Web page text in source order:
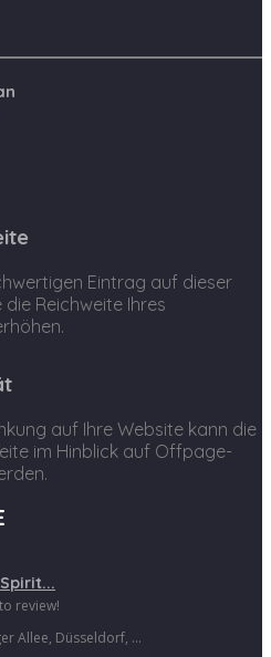
Eintrag auf dieser
die Reichweite Ihres
auf Ihre Website kann die
im Hinblick auf Offpage-
review!
Allee, Düsseldorf, ...